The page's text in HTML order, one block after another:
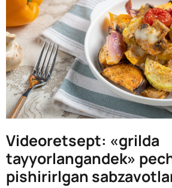
Videoretsept: «grilda
tayyorlangandek»
pishirirlgan